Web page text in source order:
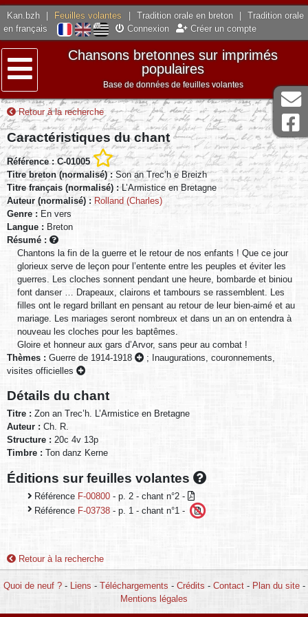
Kan.bzh Feuilles volantes Tradition orale en breton
Tradition orale
en français
Connexion Créer un compte
Menu
Chansons bretonnes sur imprimés
populaires
Base de données de feuilles volantes
Retour à la recherche
Caractéristiques du chant
Référence : C-01005
Titre breton (normalisé) :Son an Trec’h e Breizh
Titre français (normalisé) :L’Armistice en Bretagne
Auteur (normalisé) : Rolland (Charles)
Genre : En vers
Langue : Breton
Résumé :
Chantons la fin de la guerre et le retour de nos enfants ! Que ce jour
glorieux serve de leçon pour l’entente entre les peuples et éviter les
guerres. Les cloches sonnent pendant une heure, bombarde et biniou
font danser … Drapeaux, clairons et tambours se rassemblent. Les
filles ont le regard brillant en pensant au retour de leur bien-aimé et au
mariage. Les mariages seront nombreux et dans un an on entendra à
nouveau les cloches pour les baptêmes.
Gloire et honneur aux gars d’Arvor, sans peur au combat !
Thèmes : Guerre de 1914-1918 ; Inaugurations, couronnements,
visites officielles
Détails du chant
Titre : Zon an Trec’h. L’Armistice en Bretagne
Auteur : Ch. R.
Structure : 20c 4v 13p
Timbre : Ton danz Kerne
Éditions sur feuilles volantes
Référence F-00800 - p. 2 - chant n°2 -
Référence F-03738 - p. 1 - chant n°1 -
Retour à la recherche
Quoi de neuf ?- Liens - Téléchargements - Crédits - Contact- Plan du site-
Mentions légales